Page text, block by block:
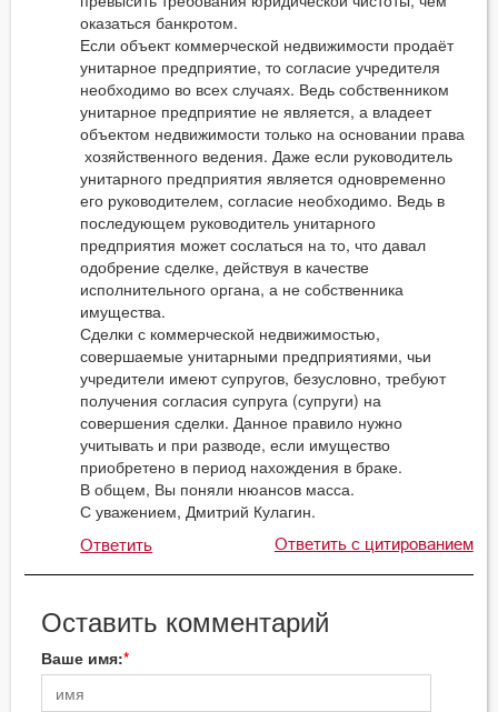
оказаться банкротом.
Если объект коммерческой недвижимости продаёт
унитарное предприятие, то согласие учредителя
необходимо во всех случаях. Ведь собственником
унитарное предприятие не является, а владеет
объектом недвижимости только на основании права
хозяйственного ведения. Даже если руководитель
унитарного предприятия является одновременно
его руководителем, согласие необходимо. Ведь в
последующем руководитель унитарного
предприятия может сослаться на то, что давал
одобрение сделке, действуя в качестве
исполнительного органа, а не собственника
имущества.
Сделки с коммерческой недвижимостью,
совершаемые унитарными предприятиями, чьи
учредители имеют супругов, безусловно, требуют
получения согласия супруга (супруги) на
совершения сделки. Данное правило нужно
учитывать и при разводе, если имущество
приобретено в период нахождения в браке.
В общем, Вы поняли нюансов масса.
С уважением, Дмитрий Кулагин.
Ответить Ответить с цитированием
Оставить комментарий
Ваше имя: